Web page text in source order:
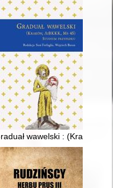
polsko-ukraińskie w XX i
wawelski : (Kraków,